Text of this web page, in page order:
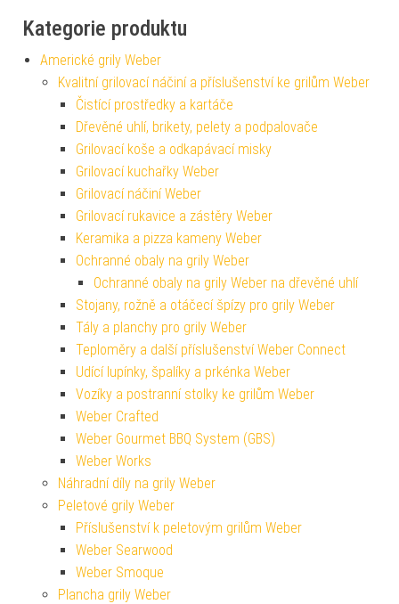
Kategorie produktu
Americké grily Weber
Kvalitní grilovací náčiní a příslušenství ke grilům Weber
Čistící prostředky a kartáče
Dřevěné uhlí, brikety, pelety a podpalovače
Grilovací koše a odkapávací misky
Grilovací kuchařky Weber
Grilovací náčiní Weber
Grilovací rukavice a zástěry Weber
Keramika a pizza kameny Weber
Ochranné obaly na grily Weber
Ochranné obaly na grily Weber na dřevěné uhlí
Stojany, rožně a otáčecí špízy pro grily Weber
Tály a planchy pro grily Weber
Teploměry a další příslušenství Weber Connect
Udící lupínky, špalíky a prkénka Weber
Vozíky a postranní stolky ke grilům Weber
Weber Crafted
Weber Gourmet BBQ System (GBS)
Weber Works
Náhradní díly na grily Weber
Peletové grily Weber
Příslušenství k peletovým grilům Weber
Weber Searwood
Weber Smoque
Plancha grily Weber